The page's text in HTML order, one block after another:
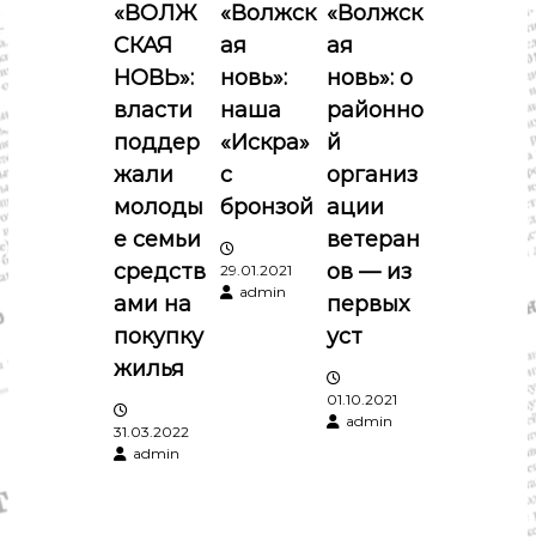
я
п
о
з
а
п
и
с
я
«ВОЛЖ
СКАЯ
НОВЬ»:
власти
поддер
жали
молоды
е семьи
средств
ами на
покупку
жилья
31.03.2022
admin
«Волжск
ая
новь»:
наша
«Искра»
с
бронзой
29.01.2021
admin
«Волжск
ая
новь»: о
районно
й
организ
ации
ветеран
ов — из
первых
уст
01.10.2021
admin